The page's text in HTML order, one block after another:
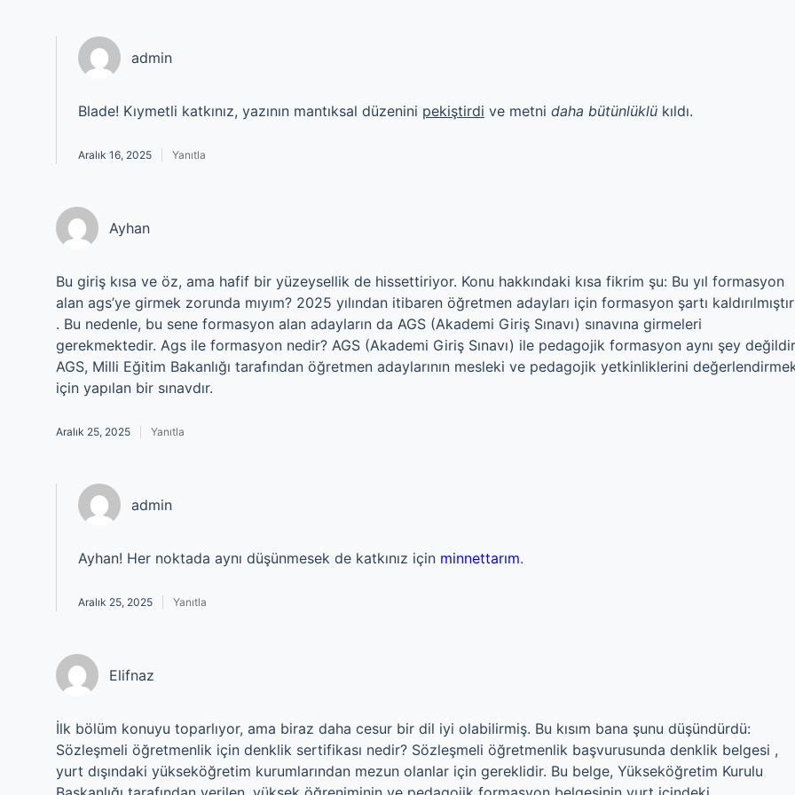
admin
Blade! Kıymetli katkınız, yazının mantıksal düzenini pekiştirdi ve metni daha bütünlüklü kıldı.
Aralık 16, 2025 Yanıtla
Ayhan
Bu giriş kısa ve öz, ama hafif bir yüzeysellik de hissettiriyor. Konu hakkındaki kısa fikrim şu: Bu yıl formasyon
alan ags’ye girmek zorunda mıyım? 2025 yılından itibaren öğretmen adayları için formasyon şartı kaldırılmıştır
. Bu nedenle, bu sene formasyon alan adayların da AGS (Akademi Giriş Sınavı) sınavına girmeleri
gerekmektedir. Ags ile formasyon nedir? AGS (Akademi Giriş Sınavı) ile pedagojik formasyon aynı şey
AGS, Milli Eğitim Bakanlığı tarafından öğretmen adaylarının mesleki ve pedagojik yetkinliklerini
için yapılan bir sınavdır.
Aralık 25, 2025 Yanıtla
admin
Ayhan! Her noktada aynı düşünmesek de katkınız için minnettarım.
Aralık 25, 2025 Yanıtla
Elifnaz
İlk bölüm konuyu toparlıyor, ama biraz daha cesur bir dil iyi olabilirmiş. Bu kısım bana şunu düşündürdü:
Sözleşmeli öğretmenlik için denklik sertifikası nedir? Sözleşmeli öğretmenlik başvurusunda denklik belgesi ,
yurt dışındaki yükseköğretim kurumlarından mezun olanlar için gereklidir. Bu belge, Yükseköğretim Kurulu